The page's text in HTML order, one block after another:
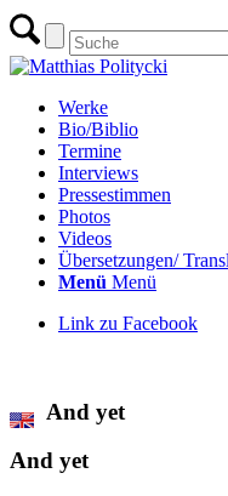
Werke
Bio/Biblio
Termine
Interviews
Pressestimmen
Photos
Videos
Übersetzungen/
Menü Menü
Link zu Facebook
And yet
And yet